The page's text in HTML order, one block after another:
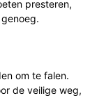
presteren,
om te falen.
de veilige weg,